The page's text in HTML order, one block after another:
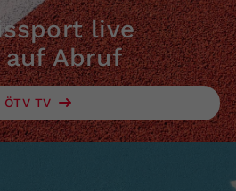
live
auf Abruf
ÖTV TV